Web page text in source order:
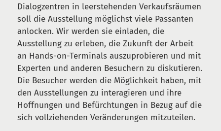
Dialogzentren in leerstehenden Verkaufsräumen
soll die Ausstellung möglichst viele Passanten
anlocken. Wir werden sie einladen, die
Ausstellung zu erleben, die Zukunft der Arbeit
an Hands-on-Terminals auszuprobieren und mit
Experten und anderen Besuchern zu diskutieren.
Die Besucher werden die Möglichkeit haben, mit
den Ausstellungen zu interagieren und ihre
Hoffnungen und Befürchtungen in Bezug auf die
sich vollziehenden Veränderungen mitzuteilen.